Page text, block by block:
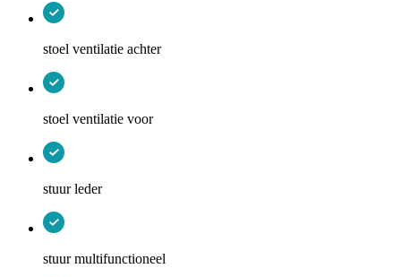
stoel ventilatie achter
stoel ventilatie voor
stuur leder
stuur multifunctioneel